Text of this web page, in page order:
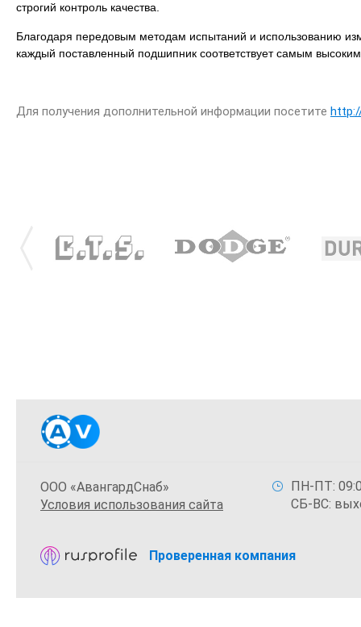
строгий контроль качества.
Благодаря передовым методам испытаний и использованию
каждый поставленный подшипник соответствует самым
Для получения дополнительной информации посетите
ООО «АвангардСнаб»
Условия использования сайта
ПН-ПТ:
СБ-ВС:
Проверенная компания